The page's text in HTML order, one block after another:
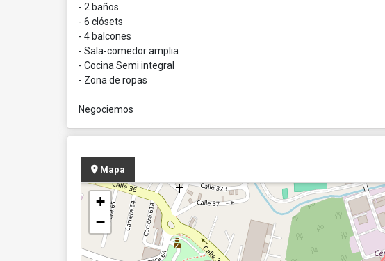
- 2 baños
- 6 clósets
- 4 balcones
- Sala-comedor amplia
- Cocina Semi integral
- Zona de ropas
Negociemos
Mapa
+
−